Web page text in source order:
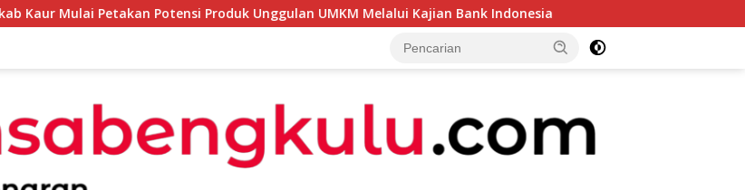
Petakan Potensi Produk Unggulan UMKM Melalui Kajian Bank Indonesia Sekda Apresiasi Inspektorat